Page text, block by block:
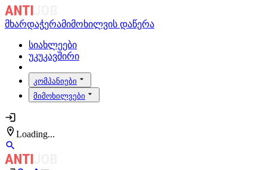
მხარდაჭერამიმოხილვის დაწერა
სიახლეები
უკუკავშირი
კომპანიები
მიმოხილვები
Loading...